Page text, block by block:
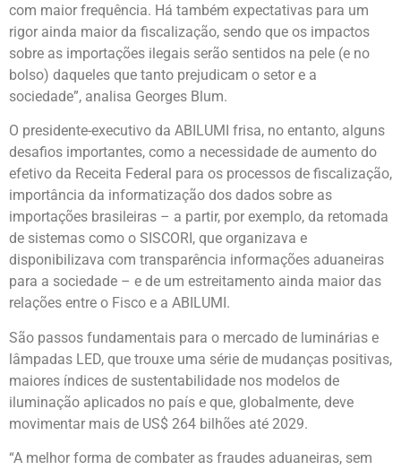
com maior frequência. Há também expectativas para um
rigor ainda maior da fiscalização, sendo que os impactos
sobre as importações ilegais serão sentidos na pele (e no
bolso) daqueles que tanto prejudicam o setor e a
sociedade”, analisa Georges Blum.
O presidente-executivo da ABILUMI frisa, no entanto, alguns
desafios importantes, como a necessidade de aumento do
efetivo da Receita Federal para os processos de fiscalização,
importância da informatização dos dados sobre as
importações brasileiras – a partir, por exemplo, da retomada
de sistemas como o SISCORI, que organizava e
disponibilizava com transparência informações aduaneiras
para a sociedade – e de um estreitamento ainda maior das
relações entre o Fisco e a ABILUMI.
São passos fundamentais para o mercado de luminárias e
lâmpadas LED, que trouxe uma série de mudanças positivas,
maiores índices de sustentabilidade nos modelos de
iluminação aplicados no país e que, globalmente, deve
movimentar mais de US$ 264 bilhões até 2029.
“A melhor forma de combater as fraudes aduaneiras, sem